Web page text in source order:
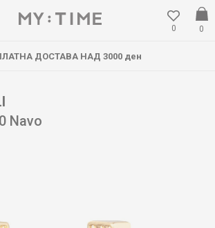
0
0
ДОСТАВА НАД 3000 ден
Navo